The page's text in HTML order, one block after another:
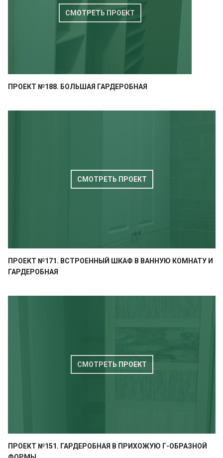
СМОТРЕТЬ ПРОЕКТ
ПРОЕКТ №188. БОЛЬШАЯ ГАРДЕРОБНАЯ
СМОТРЕТЬ ПРОЕКТ
ПРОЕКТ №171. ВСТРОЕННЫЙ ШКАФ В ВАННУЮ КОМНАТУ И
ГАРДЕРОБНАЯ
СМОТРЕТЬ ПРОЕКТ
ПРОЕКТ №151. ГАРДЕРОБНАЯ В ПРИХОЖУЮ Г-ОБРАЗНОЙ